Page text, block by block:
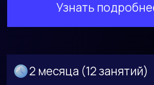
по 1,5 часа
20% теории, 80% практики
задания по темам,
работа над проектами